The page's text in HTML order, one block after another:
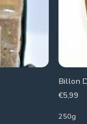
Billon
€5,99
250g